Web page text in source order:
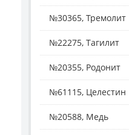
№30365, Тремолит
№22275, Тагилит
№20355, Родонит
№61115, Целестин
№20588, Медь